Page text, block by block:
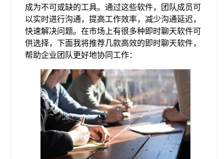
格
成为不可或缺的工具。通过这些软件，团队成员可
以实时进行沟通，提高工作效率，减少沟通延迟，
快速解决问题。在市场上有很多种即时聊天软件可
供选择，下面我将推荐几款高效的即时聊天软件，
帮助企业团队更好地协同工作：